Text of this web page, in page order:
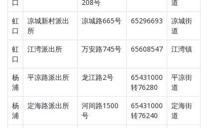
口
208号
道
虹
口
凉城新村派出
所
凉城路665号 65296693
凉城街
道
虹
口
江湾派出所 万安路745号 65608547 江湾镇
杨
浦
平凉路派出所 龙江路2号
65431000
转76280
平凉街
道
杨
浦
定海路派出所
河间路1500
号
65431000
转76240
定海街
道